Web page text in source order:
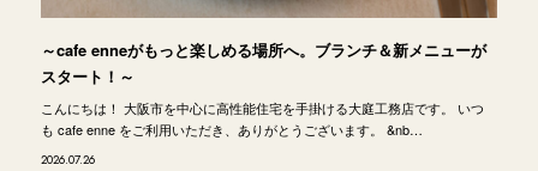
～cafe enneがもっと楽しめる場所へ。ブランチ＆新メニューが
スタート！～
こんにちは！ 大阪市を中心に高性能住宅を手掛ける大庭工務店です。 いつ
も cafe enne をご利用いただき、ありがとうございます。 &nb…
2026.07.26